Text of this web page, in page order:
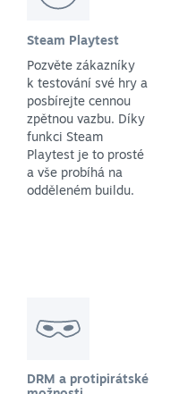
Steam Playtest
Pozvěte zákazníky
k testování své hry a
posbírejte cennou
zpětnou vazbu. Díky
funkci Steam
Playtest je to prosté
a vše probíhá na
odděleném buildu.
DRM a protipirátské